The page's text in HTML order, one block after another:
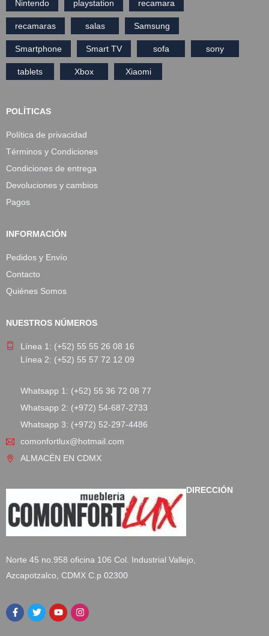
Nintendo playstation recamara
recamaras salas Samsung
Smartphone Smart TV sofa sony
tablets Xbox Xiaomi
POLÍTICAS
Política de privacidad
Términos y Condiciones
Condiciones de entrega
Devoluciones y cambios
Pagos
INFORMACIÓN
Pedidos y Envío
Contacto
Quiénes Somos
NUESTROS NÚMEROS
Línea 1: (+52) 55 55 26 08 16
Línea 2: (+52) 55 57 72 12 09
Whatsapp 1: (+52) 55 36 72 08 77
Whatsapp 2: (+972) 54-687-2733
Whatsapp 3: (+972) 52-297-4486
comonfortlux@hotmail.com
ALMACÉN EN CDMX
DIRECCIÓN
Norte 45 no.958 oficina 106 Col. Industrial Vallejo,
Azcapotzalco, CDMX C.p 02300